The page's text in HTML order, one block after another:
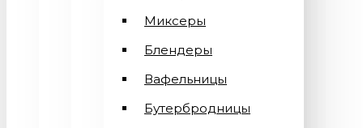
Миксеры
Блендеры
Вафельницы
Бутербродницы